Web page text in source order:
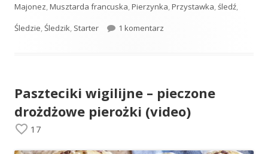
Majonez,Musztarda francuska,Pierzynka,Przystawka,śledź,
Śledzie,Śledzik, Starter 1 komentarz
Paszteciki wigilijne – pieczone
drożdżowe pierożki (video)
17